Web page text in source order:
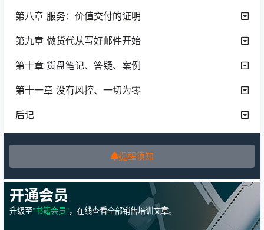
第八章 服务：价值交付的证明
第九章 做货代从写好邮件开始
第十章 货盘笔记、答疑、案例
第十一章 没有风控、一切为零
后记
提醒须知
开通会员
升级至"书籍会员"，在线查看全部销售培训文章。